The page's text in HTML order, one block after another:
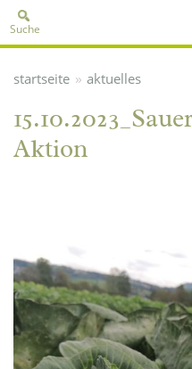
Suche
startseite » aktuelles
Aktion